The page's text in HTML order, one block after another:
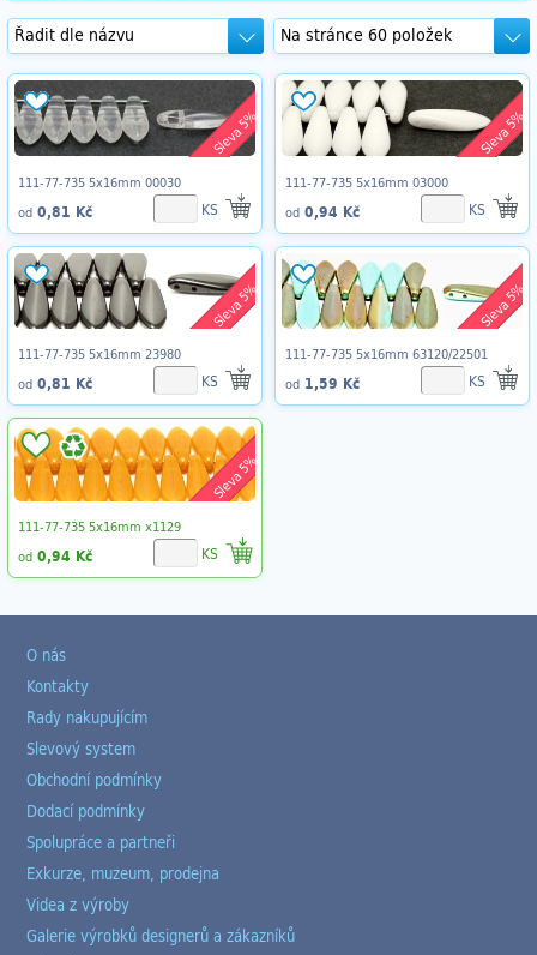
Sleva 5%
111-77-735 5x16mm 00030
od 0,81 Kč KS
Sleva 5%
111-77-735 5x16mm 03000
od 0,94 Kč KS
Sleva 5%
111-77-735 5x16mm 23980
od 0,81 Kč KS
Sleva 5%
111-77-735 5x16mm 63120/22501
od 1,59 Kč KS
Sleva 5%
111-77-735 5x16mm x1129
od 0,94 Kč KS
O nás
Kontakty
Rady nakupujícím
Slevový system
Obchodní podmínky
Dodací podmínky
Spolupráce a partneři
Exkurze, muzeum, prodejna
Videa z výroby
Galerie výrobků designerů a zákazníků